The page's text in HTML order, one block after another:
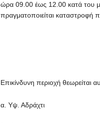
ώρα 09.00 έως 12.00 κατά του
πραγματοποιείται καταστροφή
Επικίνδυνη περιοχή θεωρείται
α. Υψ. Αδράχτι